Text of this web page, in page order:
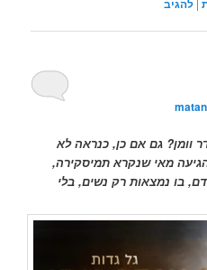
|להגיב
וומן? גם אם כן, כנראה לא
מאי שנקרא תמיסקירה,
בו נמצאות רק נשים, בלי